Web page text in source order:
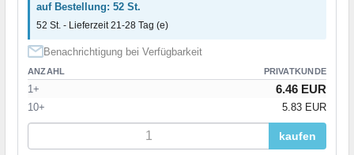
auf Bestellung: 52 St.
52 St. - Lieferzeit 21-28 Tag (e)
Benachrichtigung bei Verfügbarkeit
ANZAHL PRIVATKUNDE
1+ 6.46 EUR
10+ 5.83 EUR
kaufen